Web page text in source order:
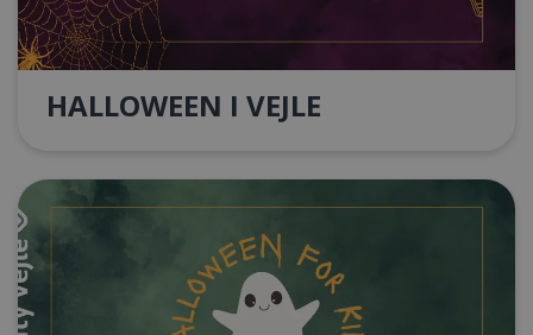
HALLOWEEN I VEJLE